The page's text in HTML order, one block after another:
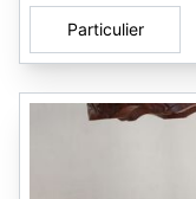
Particulier